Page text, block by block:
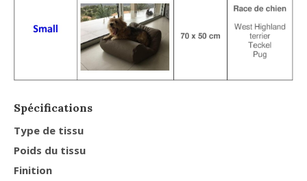
Spécifications
Type de tissu
Poids du tissu
Finition